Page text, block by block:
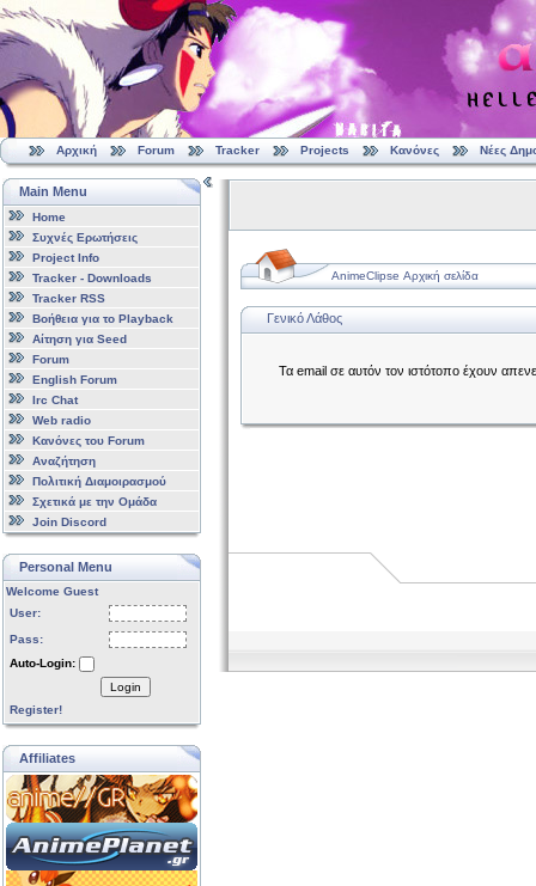
Αρχική Forum Tracker Projects Κανόνες Νέες
Main Menu
Home
Συχνές Ερωτήσεις
Project Info
Tracker - Downloads
Tracker RSS
Βοήθεια για το Playback
Αίτηση για Seed
Forum
English Forum
Irc Chat
Web radio
Κανόνες του Forum
Αναζήτηση
Πολιτική Διαμοιρασμού
Σχετικά με την Ομάδα
Join Discord
Personal Menu
Welcome Guest
User:
Pass:
Auto-Login:
Login
Register!
Affiliates
AnimeClipse Αρχική σελίδα
Γενικό Λάθος
Τα email σε αυτόν τον ιστότοπο έχουν